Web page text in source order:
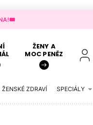
ŽENY A
MOC PENĚZ
ŽENSKÉ ZDRAVÍ SPECIÁLY